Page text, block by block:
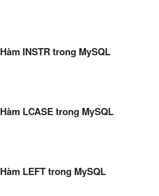
Hàm INSTR trong MySQL
Hàm LCASE trong MySQL
Hàm LEFT trong MySQL